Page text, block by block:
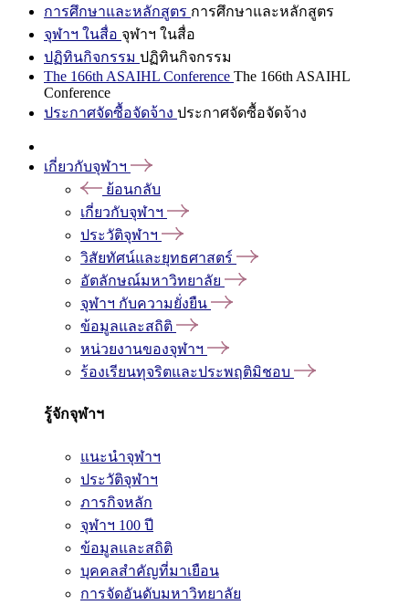
การศึกษาและหลักสูตร การศึกษาและหลักสูตร
จุฬาฯ ในสื่อ จุฬาฯ ในสื่อ
ปฏิทินกิจกรรม ปฏิทินกิจกรรม
The 166th ASAIHL Conference The 166th ASAIHL
Conference
ประกาศจัดซื้อจัดจ้าง ประกาศจัดซื้อจัดจ้าง
เกี่ยวกับจุฬาฯ
ย้อนกลับ
เกี่ยวกับจุฬาฯ
ประวัติจุฬาฯ
วิสัยทัศน์และยุทธศาสตร์
อัตลักษณ์มหาวิทยาลัย
จุฬาฯ กับความยั่งยืน
ข้อมูลและสถิติ
หน่วยงานของจุฬาฯ
ร้องเรียนทุจริตและประพฤติมิชอบ
รู้จักจุฬาฯ
แนะนำจุฬาฯ
ประวัติจุฬาฯ
ภารกิจหลัก
จุฬาฯ 100 ปี
ข้อมูลและสถิติ
บุคคลสำคัญที่มาเยือน
การจัดอันดับมหาวิทยาลัย